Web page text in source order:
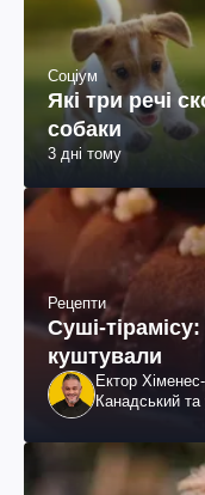
Соціум
Які три речі
собаки
3 дні тому
Рецепти
Суші-
куштували
Ектор
Канадський